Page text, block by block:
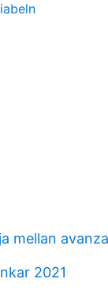
mellan
2021